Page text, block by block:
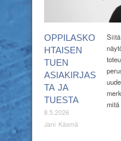
OPPILASKO
HTAISEN
TUEN
ASIAKIRJAS
TA JA
TUESTA
8.5.2026
Jani Käsmä